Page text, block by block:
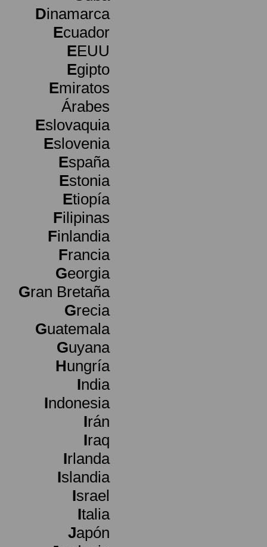
Dinamarca
Ecuador
EEUU
Egipto
Emiratos
Árabes
Eslovaquia
Eslovenia
España
Estonia
Etiopía
Filipinas
Finlandia
Francia
Georgia
Gran Bretaña
Grecia
Guatemala
Guyana
Hungría
India
Indonesia
Irán
Iraq
Irlanda
Islandia
Israel
Italia
Japón